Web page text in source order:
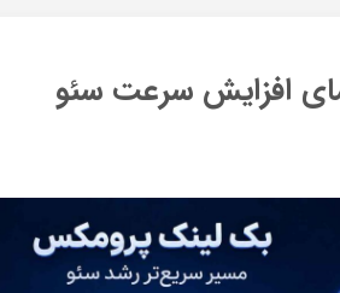
افزایش سرعت سئو